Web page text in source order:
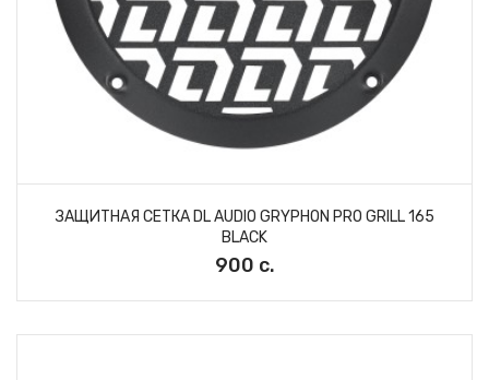
ЗАЩИТНАЯ СЕТКА DL AUDIO GRYPHON PRO GRILL 165
BLACK
900 с.